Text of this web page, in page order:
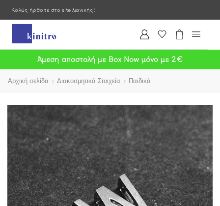
Καλώς ήρθατε στο site λιανικής!
Άμεση αποστολή με Box Now μόνο με 2€
Αρχική σελίδα Διακοσμητικά Στοιχεία Παιδικά